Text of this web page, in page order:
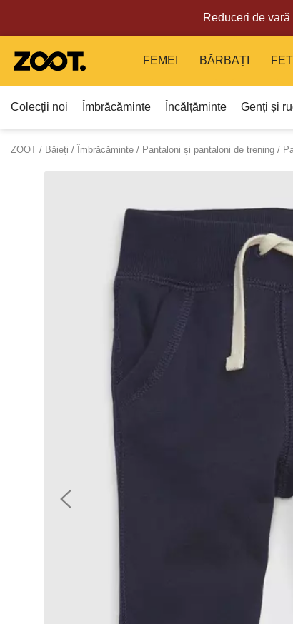
Reduceri de
FEMEI BĂRBAȚI
Colecții noi Îmbrăcăminte Încălțăminte Genți și
ZOOT Băieți Îmbrăcăminte Pantaloni și pantaloni de trening